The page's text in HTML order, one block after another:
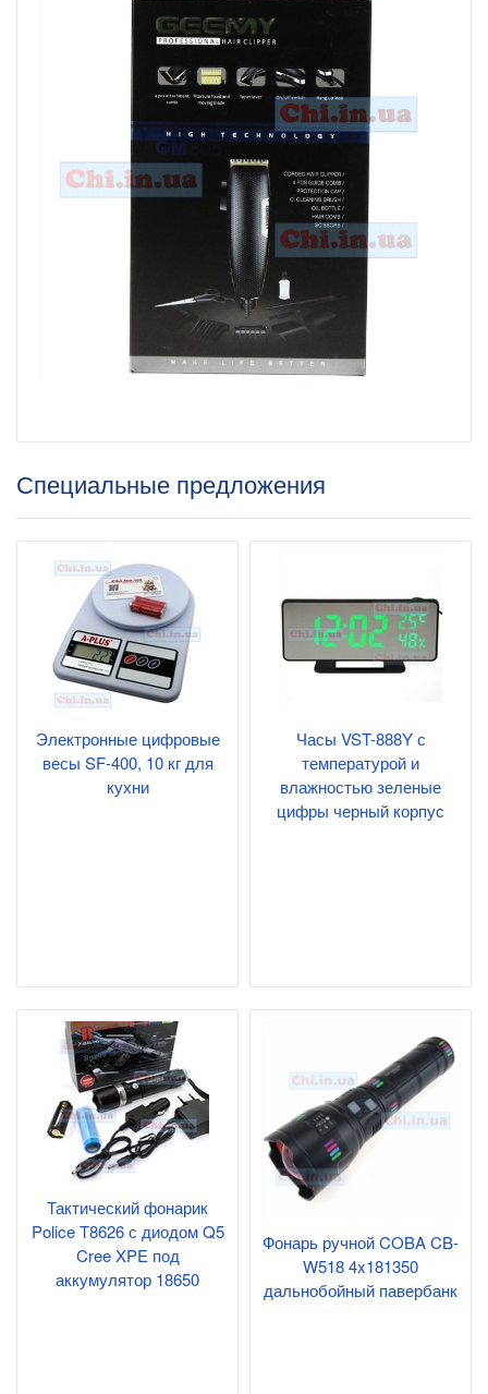
Специальные предложения
Электронные цифровые
весы SF-400, 10 кг для
кухни
Часы VST-888Y с
температурой и
влажностью зеленые
цифры черный корпус
Тактический фонарик
Police T8626 с диодом Q5
Cree XPE под
аккумулятор 18650
Фонарь ручной COBA CB-
W518 4x181350
дальнобойный павербанк